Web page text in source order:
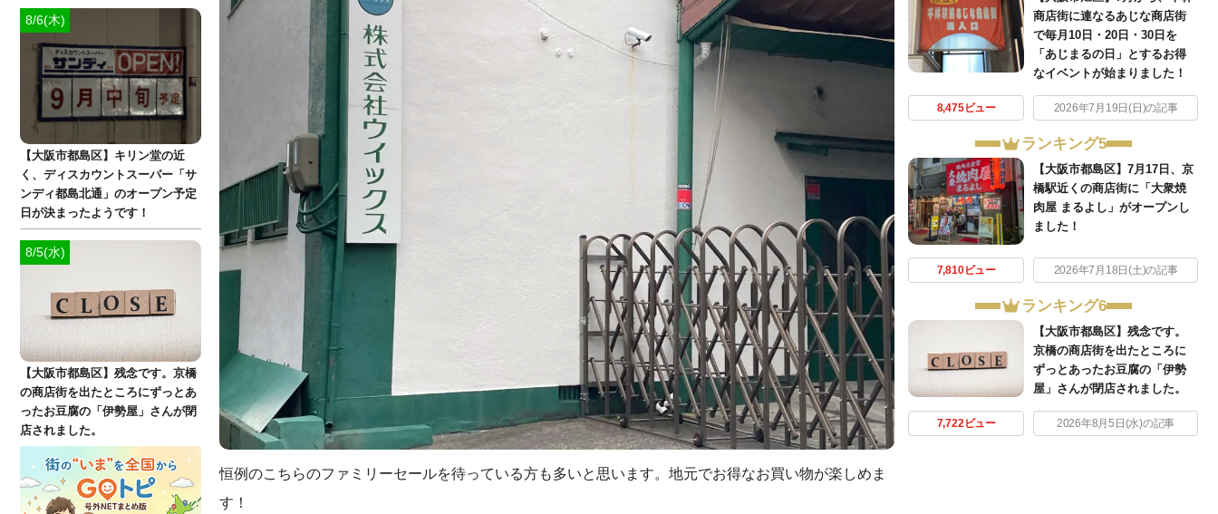
恒例のこちらのファミリーセールを待っている方も多いと思います。地元でお得なお買い物が楽しめま
す！
商店街に連なるあじな商店街
で毎月10日・20日・30日を
「あじまるの日」とするお得
なイベントが始まりました！
8,475ビュー 2026年7月19日(日)の記事
ランキング5
【大阪市都島区】7月17日、京
橋駅近くの商店街に「大衆焼
肉屋 まるよし」がオープンし
ました！
7,810ビュー 2026年7月18日(土)の記事
ランキング6
【大阪市都島区】残念です。
京橋の商店街を出たところに
ずっとあったお豆腐の「伊勢
屋」さんが閉店されました。
7,722ビュー 2026年8月5日(水)の記事
8/6(木)
【大阪市都島区】キリン堂の近
く、ディスカウントスーパー「サ
ンディ都島北通」のオープン予定
日が決まったようです！
8/5(水)
【大阪市都島区】残念です。京橋
の商店街を出たところにずっとあ
ったお豆腐の「伊勢屋」さんが閉
店されました。